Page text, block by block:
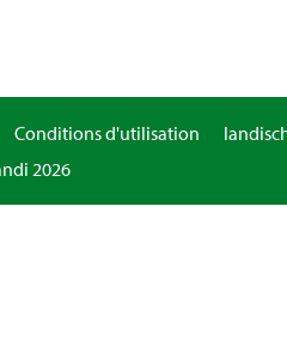
Conditions d'utilisation
2026